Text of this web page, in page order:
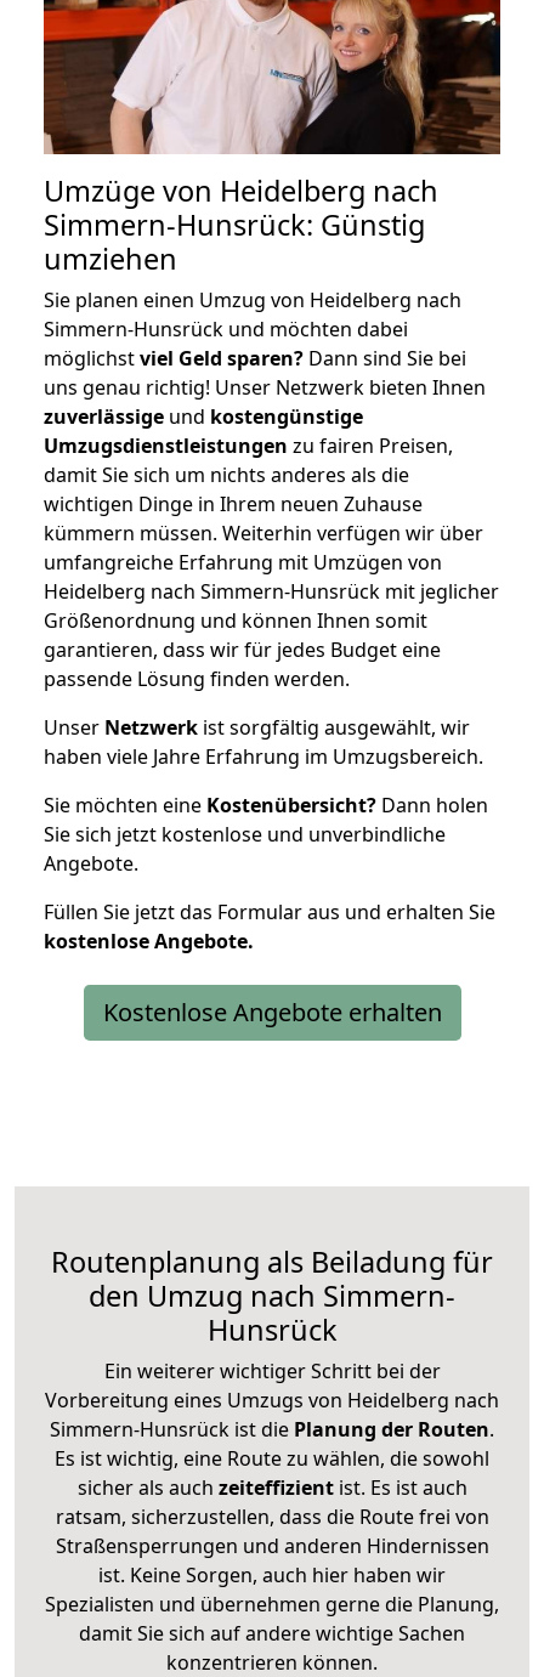
Umzüge von Heidelberg nach
Simmern-Hunsrück: Günstig
umziehen
Sie planen einen Umzug von Heidelberg nach
Simmern-Hunsrück und möchten dabei
möglichstviel Geld sparen? Dann sind Sie bei
uns genau richtig! Unser Netzwerk bieten Ihnen
zuverlässige und kostengünstige
Umzugsdienstleistungen zu fairen Preisen,
damit Sie sich um nichts anderes als die
wichtigen Dinge in Ihrem neuen Zuhause
kümmern müssen. Weiterhin verfügen wir über
umfangreiche Erfahrung mit Umzügen von
Heidelberg nach Simmern-Hunsrück mit jeglicher
Größenordnung und können Ihnen somit
garantieren, dass wir für jedes Budget eine
passende Lösung finden werden.
Unser Netzwerk ist sorgfältig ausgewählt, wir
haben viele Jahre Erfahrung im Umzugsbereich.
Sie möchten eine Kostenübersicht? Dann holen
Sie sich jetzt kostenlose und unverbindliche
Angebote.
Füllen Sie jetzt das Formular aus und erhalten Sie
kostenloseAngebote.
Kostenlose Angebote erhalten
Routenplanung als Beiladung für
den Umzug nach Simmern-
Hunsrück
Ein weiterer wichtiger Schritt bei der
Vorbereitung eines Umzugs von Heidelberg nach
Simmern-Hunsrück ist die Planung der Routen.
Es ist wichtig, eine Route zu wählen, die sowohl
sicher als auch zeiteffizientist. Es ist auch
ratsam, sicherzustellen, dass die Route frei von
Straßensperrungen und anderen Hindernissen
ist. Keine Sorgen, auch hier haben wir
Spezialisten und übernehmen gerne die Planung,
damit Sie sich auf andere wichtige Sachen
konzentrieren können.